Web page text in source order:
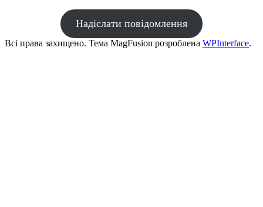
Надіслати повідомлення
Всі права захищено. Тема MagFusion розроблена WPInterface.